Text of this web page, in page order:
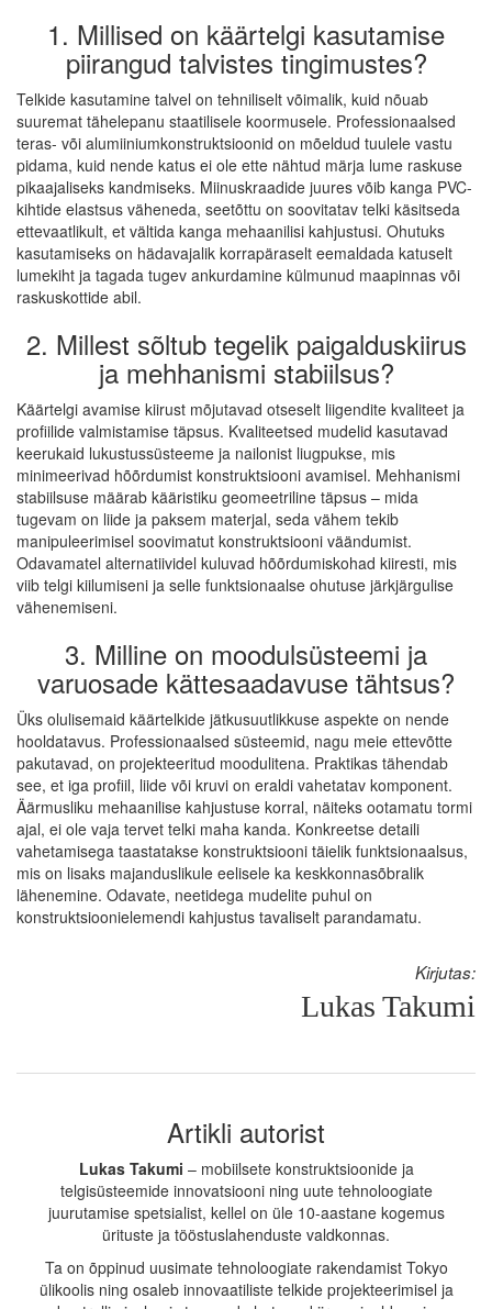
1. Millised on käärtelgi kasutamise
piirangud talvistes tingimustes?
Telkide kasutamine talvel on tehniliselt võimalik, kuid nõuab
suuremat tähelepanu staatilisele koormusele. Professionaalsed
teras- või alumiiniumkonstruktsioonid on mõeldud tuulele vastu
pidama, kuid nende katus ei ole ette nähtud märja lume raskuse
pikaajaliseks kandmiseks. Miinuskraadide juures võib kanga PVC-
kihtide elastsus väheneda, seetõttu on soovitatav telki käsitseda
ettevaatlikult, et vältida kanga mehaanilisi kahjustusi. Ohutuks
kasutamiseks on hädavajalik korrapäraselt eemaldada katuselt
lumekiht ja tagada tugev ankurdamine külmunud maapinnas või
raskuskottide abil.
2. Millest sõltub tegelik paigalduskiirus
ja mehhanismi stabiilsus?
Käärtelgi avamise kiirust mõjutavad otseselt liigendite kvaliteet ja
profiilide valmistamise täpsus. Kvaliteetsed mudelid kasutavad
keerukaid lukustussüsteeme ja nailonist liugpukse, mis
minimeerivad hõõrdumist konstruktsiooni avamisel. Mehhanismi
stabiilsuse määrab kääristiku geomeetriline täpsus – mida
tugevam on liide ja paksem materjal, seda vähem tekib
manipuleerimisel soovimatut konstruktsiooni väändumist.
Odavamatel alternatiividel kuluvad hõõrdumiskohad kiiresti, mis
viib telgi kiilumiseni ja selle funktsionaalse ohutuse järkjärgulise
vähenemiseni.
3. Milline on moodulsüsteemi ja
varuosade kättesaadavuse tähtsus?
Üks olulisemaid käärtelkide jätkusuutlikkuse aspekte on nende
hooldatavus. Professionaalsed süsteemid, nagu meie ettevõtte
pakutavad, on projekteeritud moodulitena. Praktikas tähendab
see, et iga profiil, liide või kruvi on eraldi vahetatav komponent.
Äärmusliku mehaanilise kahjustuse korral, näiteks ootamatu tormi
ajal, ei ole vaja tervet telki maha kanda. Konkreetse detaili
vahetamisega taastatakse konstruktsiooni täielik funktsionaalsus,
mis on lisaks majanduslikule eelisele ka keskkonnasõbralik
lähenemine. Odavate, neetidega mudelite puhul on
konstruktsioonielemendi kahjustus tavaliselt parandamatu.
Kirjutas:
Lukas Takumi
Artikli autorist
Lukas Takumi – mobiilsete konstruktsioonide ja
telgisüsteemide innovatsiooni ning uute tehnoloogiate
juurutamise spetsialist, kellel on üle 10-aastane kogemus
ürituste ja tööstuslahenduste valdkonnas.
Ta on õppinud uusimate tehnoloogiate rakendamist Tokyo
ülikoolis ning osaleb innovaatiliste telkide projekteerimisel ja